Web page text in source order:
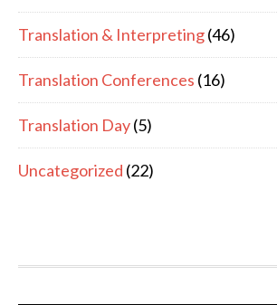
Translation & Interpreting(46)
Translation Conferences (16)
Translation Day(5)
Uncategorized (22)